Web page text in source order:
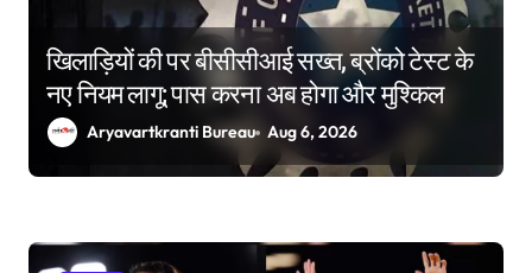
खिलाड़ियों की पर बीसीसीआई सख्त, ब्रोंको टेस्ट के
नए नियम लागू; पास करना अब होगा और मुश्किल
Aryavartkranti Bureau Aug 6, 2026